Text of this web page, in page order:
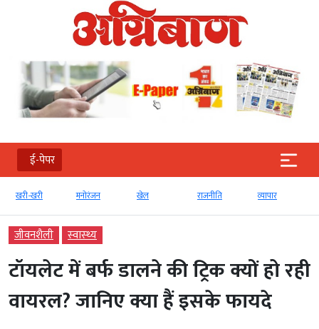
ई-पेपर
खरी-खरी मनोरंजन खेल राजनीति व्‍यापार
जीवनशैली स्‍वास्‍थ्‍य
टॉयलेट में बर्फ डालने की ट्रिक क्यों हो रही
वायरल? जानिए क्या हैं इसके फायदे